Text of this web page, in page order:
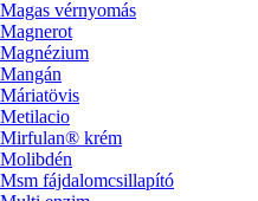
Magas vérnyomás
Magnerot
Magnézium
Mangán
Máriatövis
Metilacio
Mirfulan® krém
Molibdén
Msm fájdalomcsillapító